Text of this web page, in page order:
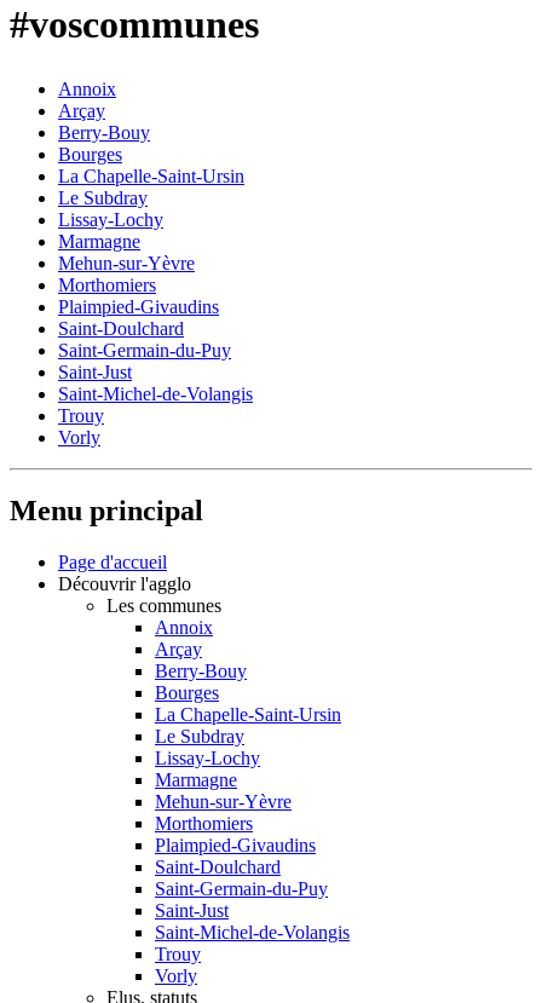
#voscommunes
Annoix
Arçay
Berry-Bouy
Bourges
La Chapelle-Saint-Ursin
Le Subdray
Lissay-Lochy
Marmagne
Mehun-sur-Yèvre
Morthomiers
Plaimpied-Givaudins
Saint-Doulchard
Saint-Germain-du-Puy
Saint-Just
Saint-Michel-de-Volangis
Trouy
Vorly
Menu principal
Page d'accueil
Découvrir l'agglo
Les communes
Annoix
Arçay
Berry-Bouy
Bourges
La Chapelle-Saint-Ursin
Le Subdray
Lissay-Lochy
Marmagne
Mehun-sur-Yèvre
Morthomiers
Plaimpied-Givaudins
Saint-Doulchard
Saint-Germain-du-Puy
Saint-Just
Saint-Michel-de-Volangis
Trouy
Vorly
Elus, statuts